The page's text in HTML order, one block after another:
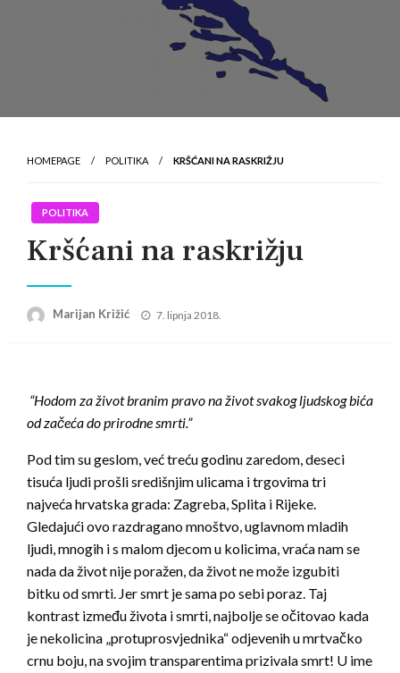
HOMEPAGE POLITIKA KRŠĆANI NA RASKRIŽJU
POLITIKA
Kršćani na raskrižju
Marijan Križić
Posted
7. lipnja 2018.
“Hodom za život branim pravo na život svakog ljudskog bića
od začeća do prirodne smrti.”
Pod tim su geslom, već treću godinu zaredom, deseci
tisuća ljudi prošli središnjim ulicama i trgovima tri
najveća hrvatska grada: Zagreba, Splita i Rijeke.
Gledajući ovo razdragano mnoštvo, uglavnom mladih
ljudi, mnogih i s malom djecom u kolicima, vraća nam se
nada da život nije poražen, da život ne može izgubiti
bitku od smrti. Jer smrt je sama po sebi poraz. Taj
kontrast između života i smrti, najbolje se očitovao kada
je nekolicina „protuprosvjednika“ odjevenih u mrtvačko
crnu boju, na svojim transparentima prizivala smrt! U ime